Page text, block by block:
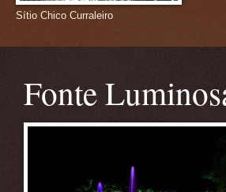
Sítio Chico Curraleiro
Fonte